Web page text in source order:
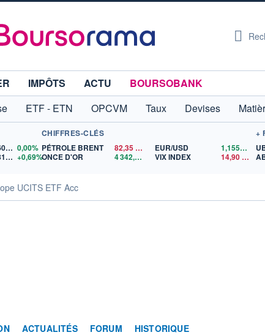
IMPÔTS ACTU
BOURSOBANK
ETF - ETN OPCVM Taux Devises
65 606,71 0,00%
26 319,45 +0,69%
CHIFFRES-CLÉS
PÉTROLE BRENT
82,35$US
ONCE D'OR
4 342,26 $US
EUR/USD 1,1559$US
VIX INDEX
14,90
+
UCITS ETF Acc
ACTUALITÉS FORUM HISTORIQUE